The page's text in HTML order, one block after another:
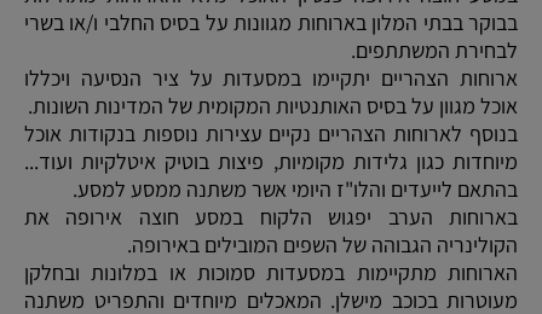
בבוקר בבתי המלון בארוחות מגוונות על בסיס החלבי ו/או בשרי
לבחירת המשתתפים.
ארוחות הצהריים יתקיימו במסעדות על ציר הנסיעה ויכללו
אוכל מגוון על בסיס האותנטיות המקומית של המדינות השונות.
בנוסף לארוחות הצהריים נקיים עצירות נוספות בנקודות אוכל
מיוחדות כגון גלידות מקומיות, פיצות בוטיק איטלקיות ועוד...
בהתאם לייעדים והלו"ז היומי אשר משתנה ממסע למסע.
בארוחות הערב יפגוש הלקוח במסע חוצה אירופה את
הקולינריה הגבוהה של השפים המובילים באירופה.
הארוחות מתקיימות במסעדות סמוכות או במלונות ובחלקן
מעוטרות בכוכב מישלן. המאכלים מיוחדים והתפריט משתנה